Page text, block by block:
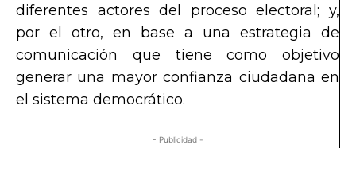
diferentes actores del proceso electoral; y,
por el otro, en base a una estrategia de
comunicación que tiene como objetivo
generar una mayor confianza ciudadana en
el sistema democrático.
- Publicidad -